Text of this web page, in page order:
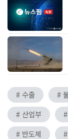
# 수출 #
# 산업부
# 반도체